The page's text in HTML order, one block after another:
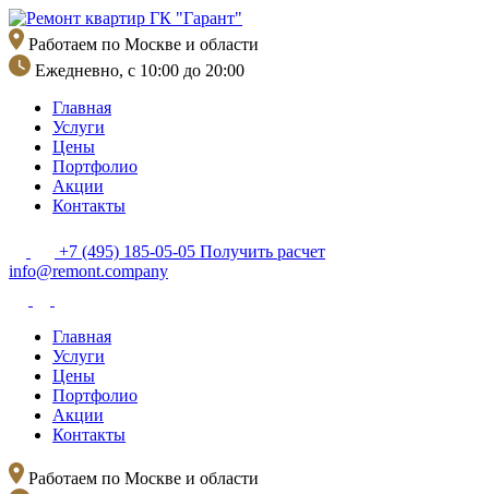
Перейти
к
содержимому
Работаем по Москве и области
Ежедневно, с 10:00 до 20:00
Главная
Услуги
Цены
Портфолио
Акции
Контакты
+7 (495) 185-05-05 Получить расчет
info@remont.company
Главная
Услуги
Цены
Портфолио
Акции
Контакты
Работаем по Москве и области